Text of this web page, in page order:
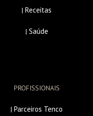
| Receitas
| Saúde
PROFISSIONAIS
| Parceiros Tenco